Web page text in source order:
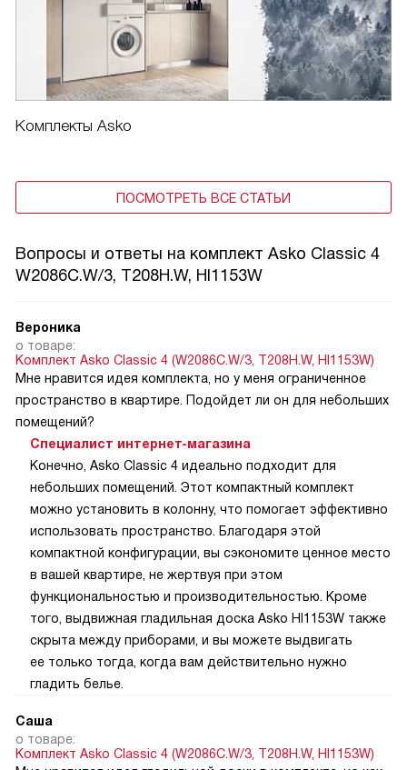
Комплекты Asko
ПОСМОТРЕТЬ ВСЕ СТАТЬИ
Вопросы и ответы на комплект Asko Classic 4
W2086C.W/3, T208H.W, HI1153W
Вероника
о товаре:
Комплект Asko Classic 4 (W2086C.W/3, T208H.W, HI1153W)
Мне нравится идея комплекта, но у меня ограниченное
пространство в квартире. Подойдет ли он для небольших
помещений?
Специалист интернет-магазина
Конечно, Asko Classic 4 идеально подходит для
небольших помещений. Этот компактный комплект
можно установить в колонну, что помогает эффективно
использовать пространство. Благодаря этой
компактной конфигурации, вы сэкономите ценное место
в вашей квартире, не жертвуя при этом
функциональностью и производительностью. Кроме
того, выдвижная гладильная доска Asko HI1153W также
скрыта между приборами, и вы можете выдвигать
ее только тогда, когда вам действительно нужно
гладить белье.
Саша
о товаре:
Комплект Asko Classic 4 (W2086C.W/3, T208H.W, HI1153W)